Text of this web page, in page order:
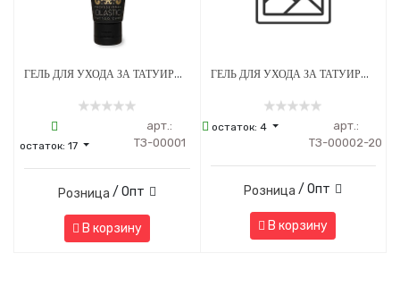
ГЕЛЬ ДЛЯ УХОДА ЗА ТАТУИРОВАННОЙ КОЖЕЙ TATTOO REVIVE OLASTIC 30 МЛ
остаток: 17
арт.:
ТЗ-00001
Розница / Опт
В корзину
ГЕЛЬ ДЛЯ УХОДА ЗА ТАТУИРОВАННОЙ КОЖЕЙ TATTOO REVIVE OLASTIC 5 МЛ - 20 ШТУК
остаток:4
арт.:
ТЗ-00002-20
Розница / Опт
В корзину